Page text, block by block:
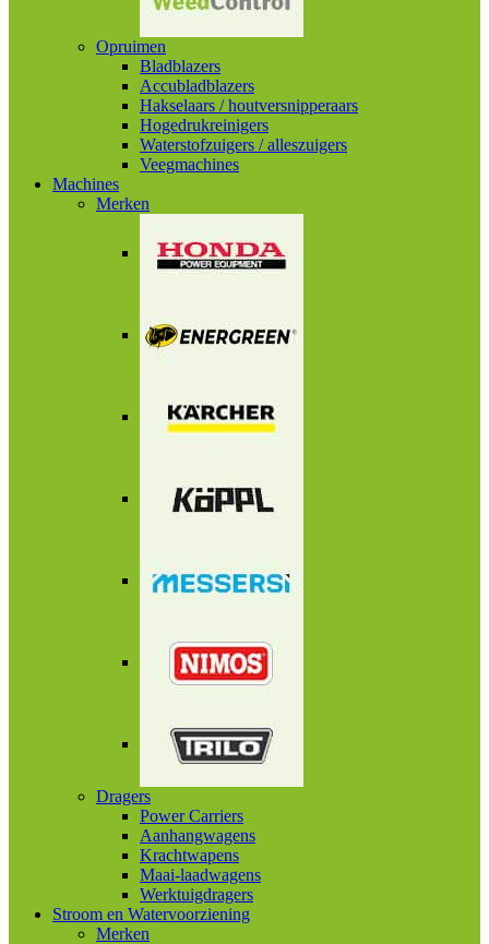
Opruimen
Bladblazers
Accubladblazers
Hakselaars / houtversnipperaars
Hogedrukreinigers
Waterstofzuigers / alleszuigers
Veegmachines
Machines
Merken
Dragers
Power Carriers
Aanhangwagens
Krachtwapens
Maai-laadwagens
Werktuigdragers
Stroom en Watervoorziening
Merken